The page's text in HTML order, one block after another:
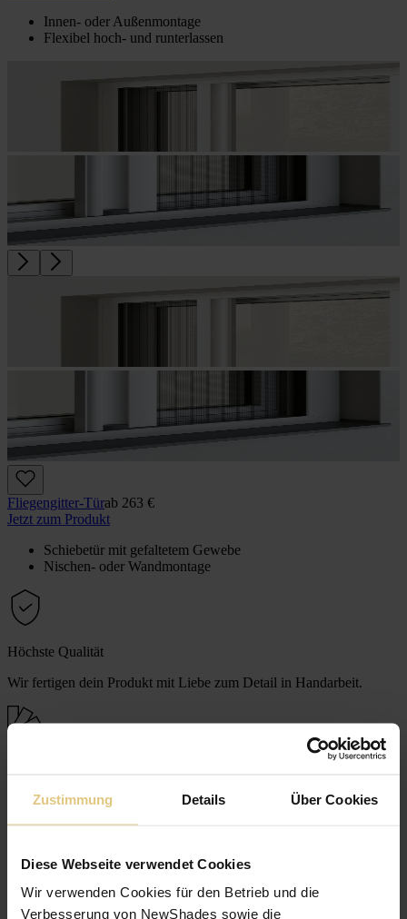
Zustimmung Details Über Cookies
Diese Webseite verwendet Cookies
Wir verwenden Cookies für den Betrieb und die
Verbesserung von NewShades sowie die
Innen- oder Außenmontage
Flexibel hoch- und runterlassen
Fliegengitter-Türab 263 €
Jetzt zum Produkt
Schiebetür mit gefaltetem Gewebe
Nischen- oder Wandmontage
Höchste Qualität
Wir fertigen dein Produkt mit Liebe zum Detail in Handarbeit.
Wir schneiden dein Produkt millimetergenau auf deine Bedürfnisse
Sichere Zahlung